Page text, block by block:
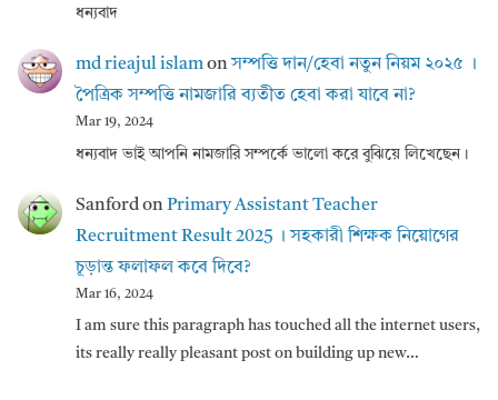
ধন্যবাদ
md rieajul islamonসম্পত্তি দান/হেবা নতুন নিয়ম ২০২৫ ।
পৈত্রিক সম্পত্তি নামজারি ব্যতীত হেবা করা যাবে না?
Mar 19, 2024
ধন্যবাদ ভাই আপনি নামজারি সম্পর্কে ভালো করে বুঝিয়ে লিখেছেন।
SanfordonPrimary Assistant Teacher
Recruitment Result 2025 । সহকারী শিক্ষক নিয়োগের
চূড়ান্ত ফলাফল কবে দিবে?
Mar 16, 2024
I am sure this paragraph has touched all the internet users,
its really really pleasant post on building up new…